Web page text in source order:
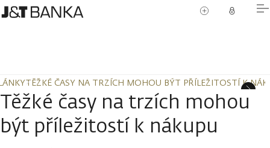
TĚŽKÉ ČASY NA TRZÍCH MOHOU BÝT PŘÍLEŽITOSTÍ K
TĚŽKÉ ČASY NA TRZÍCH MOHOU BÝT PŘÍLEŽITOSTÍ K
Těžké časy na trzích mohou
být příležitostí k nákupu